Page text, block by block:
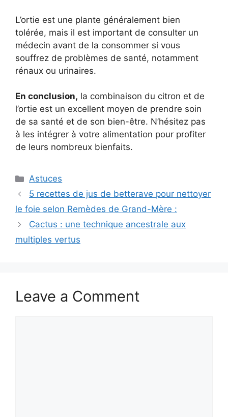
L’ortie est une plante généralement bien
tolérée, mais il est important de consulter un
médecin avant de la consommer si vous
souffrez de problèmes de santé, notamment
rénaux ou urinaires.
En conclusion, la combinaison du citron et de
l’ortie est un excellent moyen de prendre soin
de sa santé et de son bien-être. N’hésitez pas
à les intégrer à votre alimentation pour profiter
de leurs nombreux bienfaits.
Categories
Astuces
5 recettes de jus de betterave pour nettoyer
le foie selon Remèdes de Grand-Mère :
Cactus : une technique ancestrale aux
multiples vertus
Leave a Comment